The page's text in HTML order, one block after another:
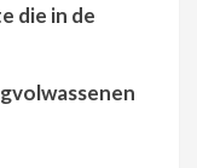
die in de